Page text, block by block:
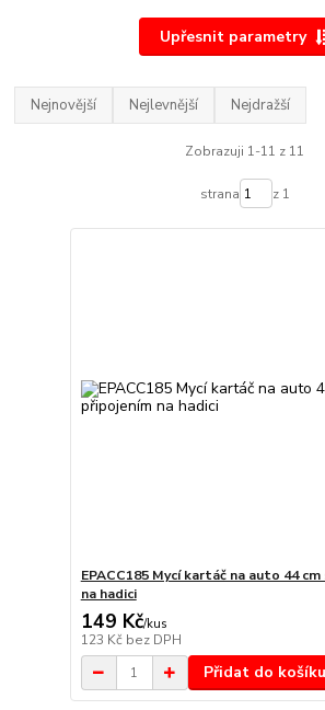
Upřesnit parametry
Nejnovější Nejlevnější Nejdražší
Zobrazuji 1-11 z 11
strana z 1
EPACC185 Mycí kartáč na auto 44
na hadici
149 Kč/kus
123 Kč bez DPH
Přidat do košíku